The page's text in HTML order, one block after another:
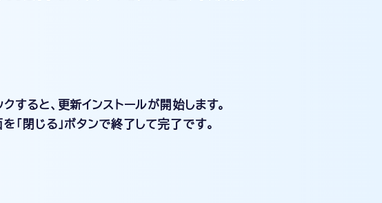
すると、更新インストールが開始します。
「閉じる」ボタンで終了して完了です。